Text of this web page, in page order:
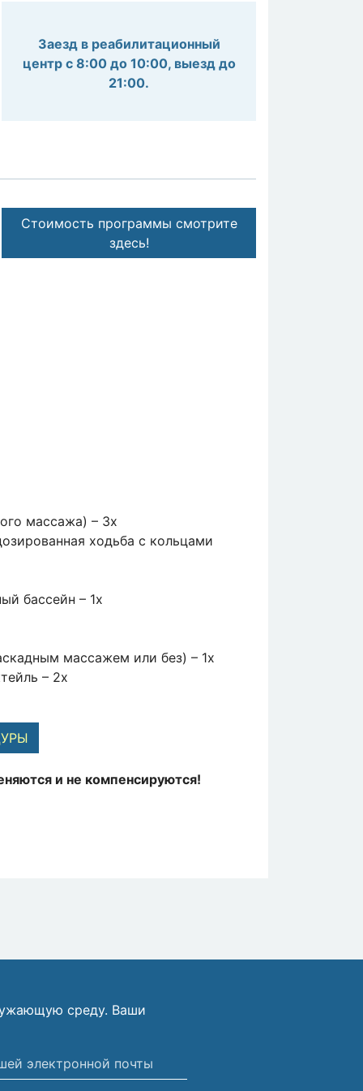
Заезд в реабилитационный
центр с 8:00 до 10:00, выезд до
21:00.
Стоимость программы смотрите
здесь!
массажа) – 3x
ходьба с кольцами
бассейн – 1x
массажем или без) – 1x
– 2x
и не компенсируются!
среду. Ваши